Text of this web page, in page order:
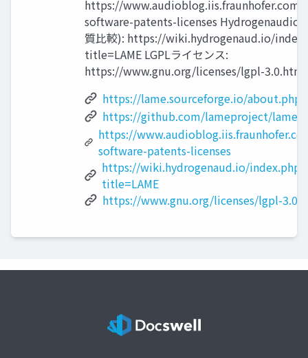
https://www.audioblog.iis.fraunhofer.com/
software-patents-licenses Hydrogenaudio
質比較): https://wiki.hydrogenaud.io/
title=LAME LGPLライセンス:
https://www.gnu.org/licenses/lgpl-3.0.html
https://lame.sourceforge.io/about.php
https://github.com/lameproject/
https://
software-patents-licenses
https://wiki.hydrogenaud.io/index.php?
title=LAME
https://www.gnu.org/licenses/lgpl-